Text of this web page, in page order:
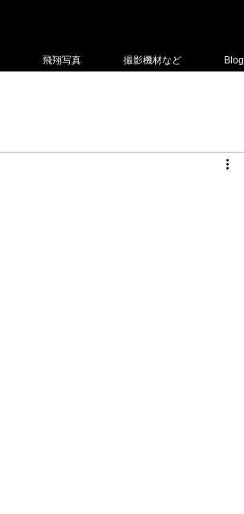
飛翔写真 撮影機材など Blog